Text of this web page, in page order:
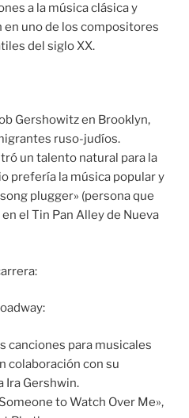
a la música clásica y
en uno de los compositores
del siglo XX.
Gershowitz en Brooklyn,
ruso-judíos.
un talento natural para la
prefería la música popular y
plugger» (persona que
el Tin Pan Alley de Nueva
canciones para musicales
colaboración con su
Ira Gershwin.
to Watch Over Me»,